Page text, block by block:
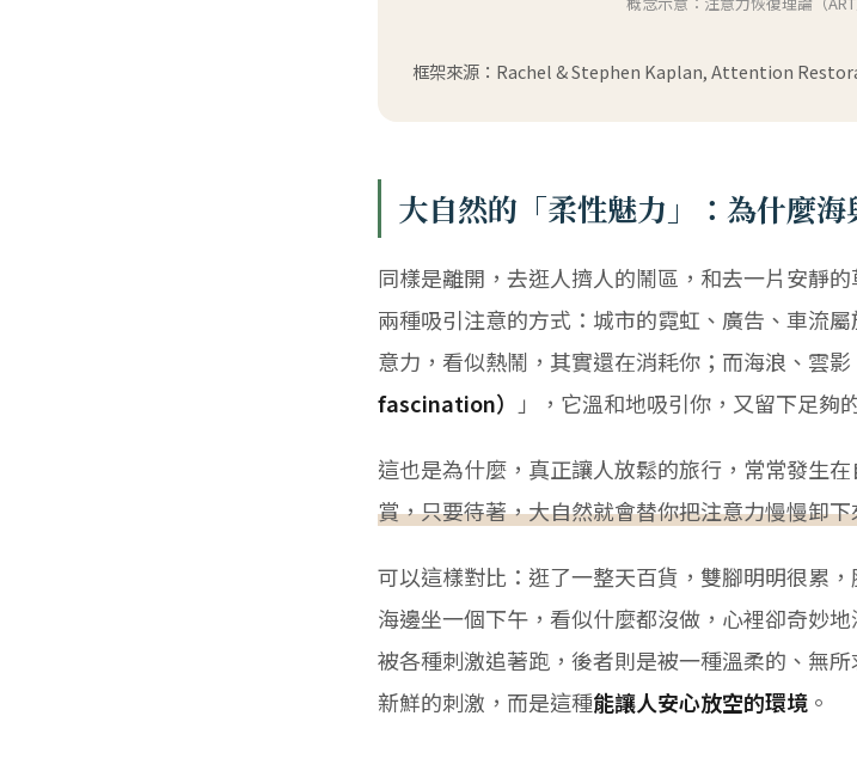
框架來源：Rachel & Stephen Kaplan, Attention
大自然的「柔性魅力」：為什麼
同樣是離開，去逛人擠人的鬧區，和去一片安靜
兩種吸引注意的方式：城市的霓虹、廣告、車流
意力，看似熱鬧，其實還在消耗你；而海浪、雲
fascination）
」，它溫和地吸引你，又留下足夠
這也是為什麼，真正讓人放鬆的旅行，常常發生在
賞，只要待著，大自然就會替你把注意力慢慢卸下
可以這樣對比：逛了一整天百貨，雙腳明明很累
海邊坐一個下午，看似什麼都沒做，心裡卻奇妙
被各種刺激追著跑，後者則是被一種溫柔的、無
新鮮的刺激，而是這種能讓人安心放空的環境 。